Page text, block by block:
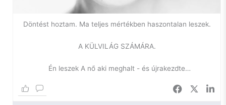
tiszavirág-életűek az örömök az életemben.
Miért nem tudok a seggemen megülni, pihenni, önostorozás
marha zavaró egyébként. Leköltöztünk a rohanó
megtapasztalhassam, milyen a csend körülöttem. Erre nem
Döntést hoztam. Ma teljes mértékben haszontalan leszek.
A KÜLVILÁG SZÁMÁRA.
Én leszek A nő aki meghalt - és újrakezdte
Az univerzum alakítása alapján a mai napot úgy töltöm,